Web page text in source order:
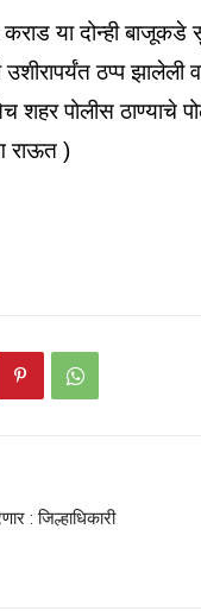
या दोन्ही बाजूकडे
ठप्प झालेली
शहर पोलीस ठाण्याचे
राऊत )
: जिल्हाधिकारी